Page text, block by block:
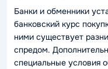
Банки и обменники
банковский курс
ними существует
спредом.
специальные условия